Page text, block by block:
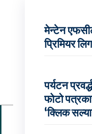
मेन्टेन
प्रिमियर
पर्यटन
फोटो
‘क्लिक